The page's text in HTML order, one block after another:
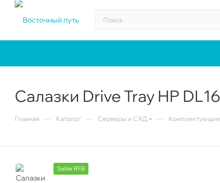
Салазки Drive Tray HP
Главная Каталог Серверы и СХД
Seller RFB